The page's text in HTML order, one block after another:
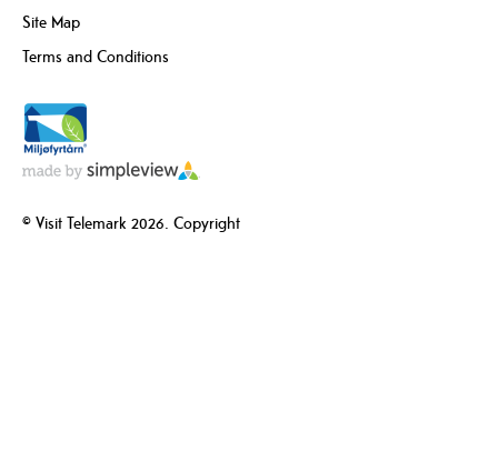
Site Map
Terms and Conditions
© Visit Telemark 2026. Copyright